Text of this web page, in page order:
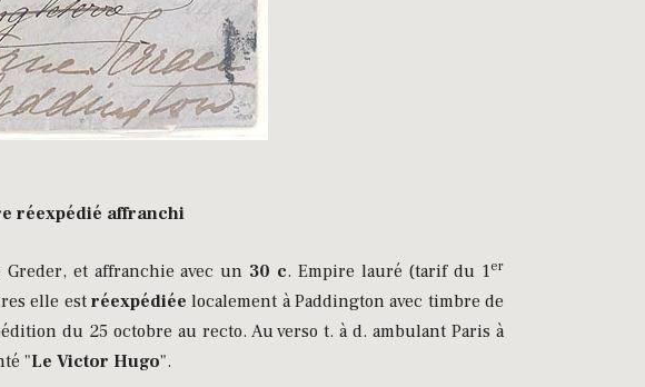
réexpédié affranchi
Greder, et affranchie avec un 30 c. Empire lauré (tarif du 1er
elle estréexpédiée localement à Paddington avec timbre de
du 25 octobre au recto. Au verso t. à d. ambulant Paris à
"Le Victor Hugo".